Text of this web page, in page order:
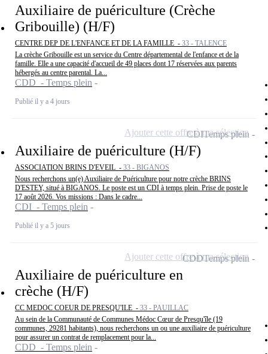
Auxiliaire de puériculture (Crèche
Gribouille) (H/F)
CENTRE DEP DE L'ENFANCE ET DE LA FAMILLE - 33 - TALENCE
La crèche Gribouille est un service du Centre départemental de l'enfance et de la
famille. Elle a une capacité d'accueil de 49 places dont 17 réservées aux parents
hébergés au centre parental. La...
CDD - Temps plein
Publié il y a 4 jours
Auxiliaire de puériculture (H/F)
ASSOCIATION BRINS D'EVEIL - 33 - BIGANOS
Nous recherchons un(e) Auxiliaire de Puériculture pour notre crèche BRINS
D'ESTEY, situé à BIGANOS. Le poste est un CDI à temps plein. Prise de poste le
17 août 2026. Vos missions : Dans le cadre...
CDI - Temps plein
Publié il y a 5 jours
CDITemps plein
Ajouter cette offre à ma sélection
Auxiliaire de puériculture en
crèche (H/F)
CC MEDOC COEUR DE PRESQU'ILE - 33 - PAUILLAC
Au sein de la Communauté de Communes Médoc Cœur de Presqu'île (19
communes, 29281 habitants), nous recherchons un ou une auxiliaire de puériculture
pour assurer un contrat de remplacement pour la...
CDD - Temps plein
CDDTemps plein
Ajouter cette offre à ma sélection